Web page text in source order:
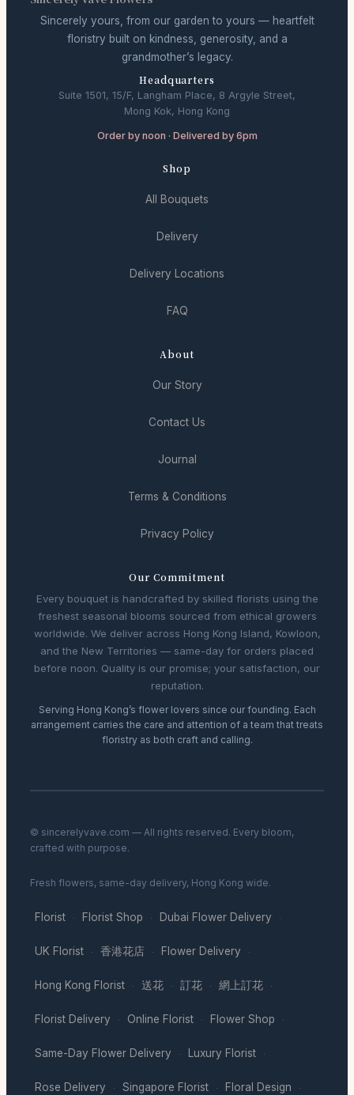
Sincerely yours, from our garden to yours — heartfelt
floristry built on kindness, generosity, and a
grandmother’s legacy.
Headquarters
Suite 1501, 15/F, Langham Place, 8 Argyle Street,
Mong Kok, Hong Kong
Order by noon · Delivered by 6pm
Shop
All Bouquets
Delivery
Delivery Locations
FAQ
About
Our Story
Contact Us
Journal
Terms & Conditions
Privacy Policy
Our Commitment
Every bouquet is handcrafted by skilled florists using the
freshest seasonal blooms sourced from ethical growers
worldwide. We deliver across Hong Kong Island, Kowloon,
and the New Territories — same-day for orders placed
before noon. Quality is our promise; your satisfaction, our
reputation.
Serving Hong Kong’s flower lovers since our founding. Each
arrangement carries the care and attention of a team that treats
floristry as both craft and calling.
© sincerelyvave.com — All rights reserved. Every bloom,
crafted with purpose.
Fresh flowers, same-day delivery, Hong Kong wide.
Florist · Florist Shop · Dubai Flower Delivery ·
UK Florist · 香港花店 · Flower Delivery ·
Hong Kong Florist · 送花 · 訂花 · 網上訂花 ·
Florist Delivery · Online Florist · Flower Shop ·
Same-Day Flower Delivery · Luxury Florist ·
Rose Delivery · Singapore Florist · Floral Design ·